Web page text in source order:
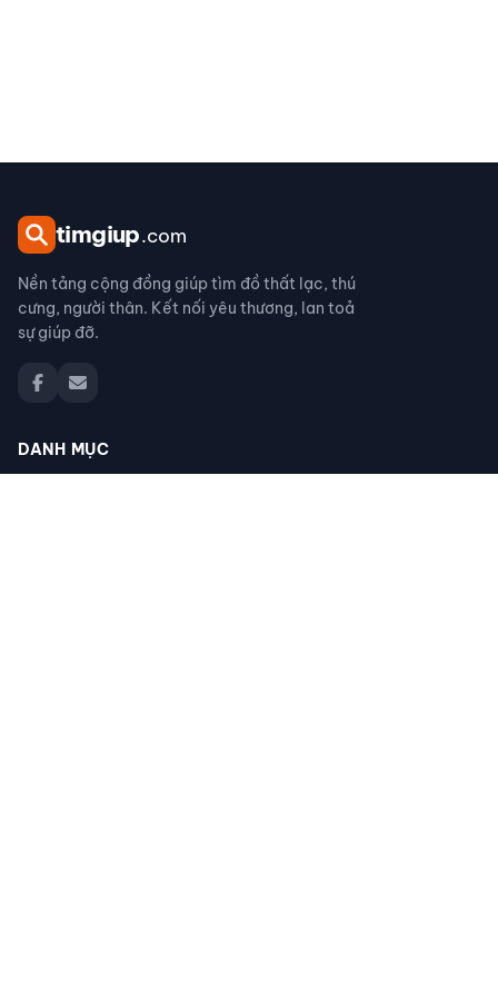
timgiup.com
Nền tảng cộng đồng giúp tìm đồ thất lạc, thú
cưng, người thân. Kết nối yêu thương, lan toả
sự giúp đỡ.
DANH MỤC